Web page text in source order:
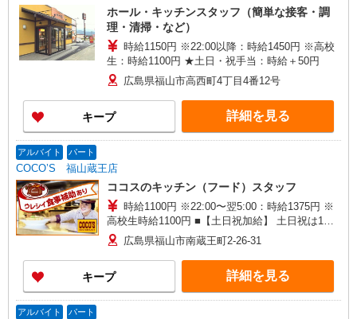
ホール・キッチンスタッフ（簡単な接客・調
理・清掃・など）
時給1150円 ※22:00以降：時給1450円 ※高校
生：時給1100円 ★土日・祝手当：時給＋50円
広島県福山市高西町4丁目4番12号
キープ 詳細を見る
アルバイト パート
COCO’S 福山蔵王店
ココスのキッチン（フード）スタッフ
時給1100円 ※22:00〜翌5:00：時給1375円 ※
高校生時給1100円 ■【土日祝加給】 土日祝は1時
間当たり＋100円 ■特別手当 早朝手当（5:00〜
8:00）時給＋200円
広島県福山市南蔵王町2-26-31
キープ 詳細を見る
アルバイト パート